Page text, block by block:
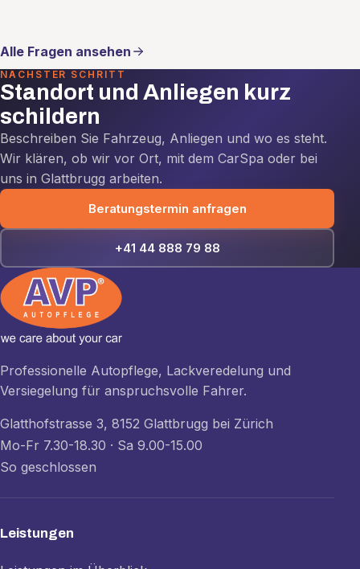
Alle Fragen ansehen
NÄCHSTER SCHRITT
Standort und Anliegen kurz
schildern
Beschreiben Sie Fahrzeug, Anliegen und wo es steht.
Wir klären, ob wir vor Ort, mit dem CarSpa oder bei
uns in Glattbrugg arbeiten.
Beratungstermin anfragen
+41 44 888 79 88
Professionelle Autopflege, Lackveredelung und
Versiegelung für anspruchsvolle Fahrer.
Glatthofstrasse 3, 8152 Glattbrugg bei Zürich
Mo-Fr 7.30-18.30 · Sa 9.00-15.00
So geschlossen
Leistungen